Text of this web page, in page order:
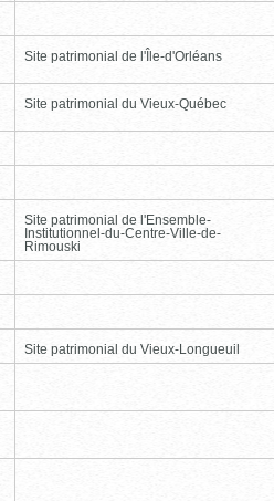
Site patrimonial de l'Île-d'Orléans
Site patrimonial du Vieux-Québec
Site patrimonial de l'Ensemble-
Institutionnel-du-Centre-Ville-de-
Rimouski
Site patrimonial du Vieux-Longueuil